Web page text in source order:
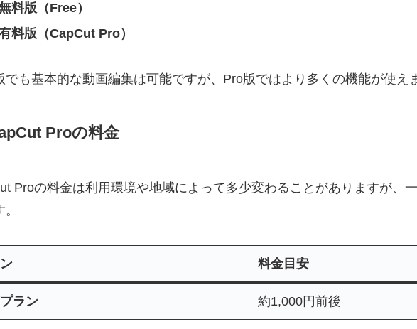
料版（Free）
料版（CapCut Pro）
でも基本的な動画編集は可能ですが、Pro版ではより多くの機能が使え
Proの料金
Proの料金は利用環境や地域によって多少変わることがありますが、
料金目安
ラン 約1,000円前後